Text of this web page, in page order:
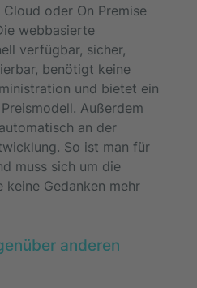
oder On Premise
webbasierte
verfügbar, sicher,
benötigt keine
und bietet ein
Außerdem
an der
So ist man für
muss sich um die
Gedanken mehr
anderen